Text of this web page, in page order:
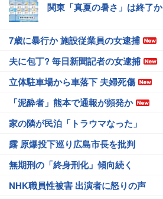
関東「真夏の暑さ」は終了か
7歳に暴行か 施設従業員の女逮捕
夫に包丁? 毎日新聞記者の女逮捕
立体駐車場から車落下 夫婦死傷
「泥酔者」熊本で通報が頻発か
家の隣が民泊「トラウマなった」
露 原爆投下巡り広島市長を批判
無期刑の「終身刑化」傾向続く
NHK職員性被害 出演者に怒りの声